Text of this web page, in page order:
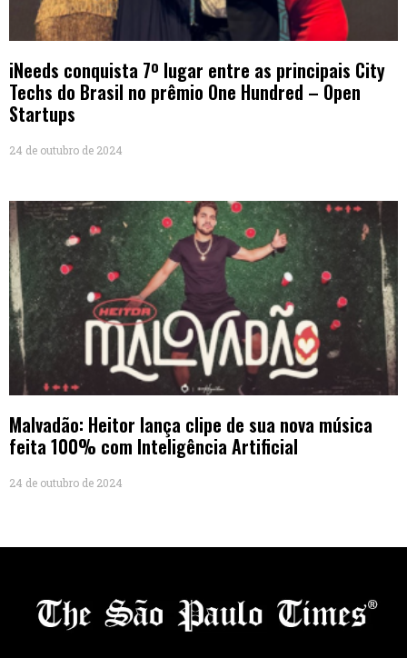
iNeeds conquista 7º lugar entre as principais City
Techs do Brasil no prêmio One Hundred – Open
Startups
24 de outubro de 2024
Malvadão: Heitor lança clipe de sua nova música
feita 100% com Inteligência Artificial
24 de outubro de 2024